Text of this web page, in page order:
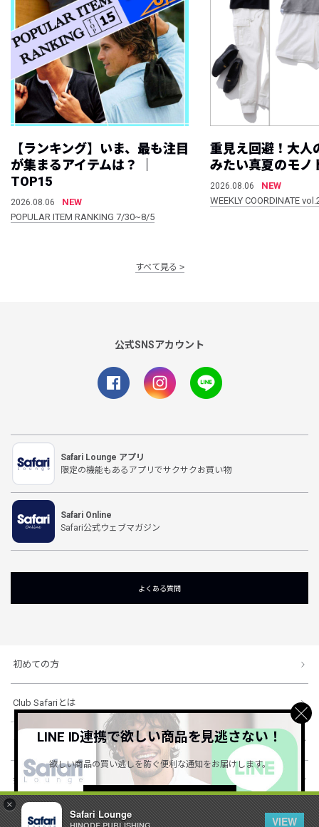
×
Safari Lounge
VIEW
【ランキング】いま、最も注目
が集まるアイテムは？ ｜
TOP15
2026.08.06
NEW
POPULAR ITEM RANKING 7/30~8/5
重見え回避！大人
みたい真夏のモノ
2026.08.06
NEW
WEEKLY COORDINATE
すべて見る
公式SNSアカウント
Safari Lounge アプリ
限定の機能もあるアプリでサクサクお買い物
Safari Online
Safari公式ウェブマガジン
よくある質問
初めての方
Club Safariとは
ショッピングガイド
会社概要・規約
LINE ID連携で欲しい商品を見逃さない！
欲しい商品の買い逃しを防ぐ便利な通知をお届けします。
詳しくはこちら ＞